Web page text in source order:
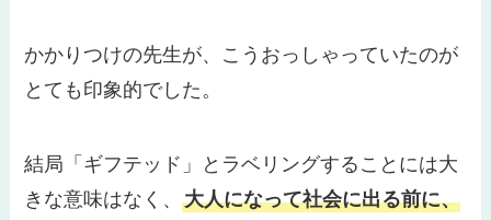
かかりつけの先生が、こうおっしゃっていたのが
とても印象的でした。
結局「ギフテッド」とラベリングすることには大
きな意味はなく、大人になって社会に出る前に、